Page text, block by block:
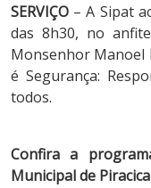
SERVIÇO – A Sipat
das 8h30, no
Monsenhor Manoel
é Segurança:
todos.
Confira a
Municipal de